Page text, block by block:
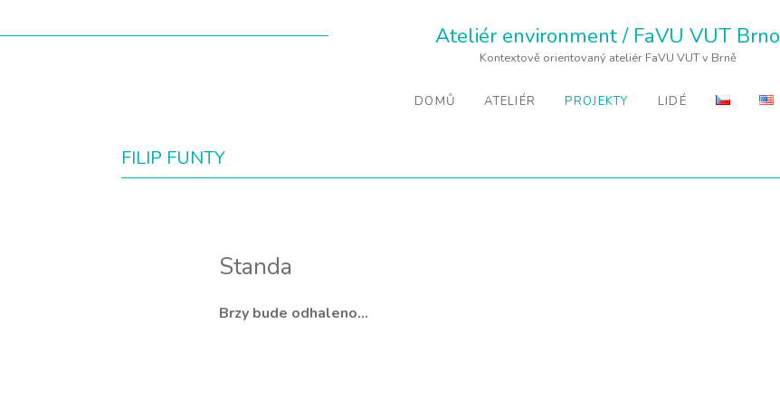
Ateliér environment / FaVU VUT Brno
Kontextově orientovaný ateliér FaVU VUT v Brně
DOMŮ ATELIÉR PROJEKTY LIDÉ
FILIP FUNTY
Standa
Brzy bude odhaleno…